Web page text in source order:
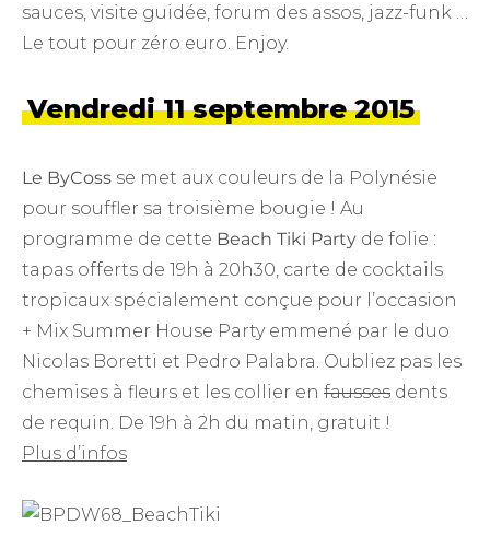
sauces, visite guidée, forum des assos, jazz-funk …
Le tout pour zéro euro. Enjoy.
Vendredi 11 septembre 2015
Le ByCoss se met aux couleurs de la Polynésie
pour souffler sa troisième bougie ! Au
programme de cette Beach Tiki Party de folie :
tapas offerts de 19h à 20h30, carte de cocktails
tropicaux spécialement conçue pour l’occasion
+ Mix Summer House Party emmené par le duo
Nicolas Boretti et Pedro Palabra. Oubliez pas les
chemises à fleurs et les collier en fausses dents
de requin. De 19h à 2h du matin, gratuit !
Plus d’infos